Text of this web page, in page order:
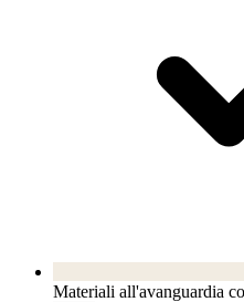
Materiali all'avanguardia